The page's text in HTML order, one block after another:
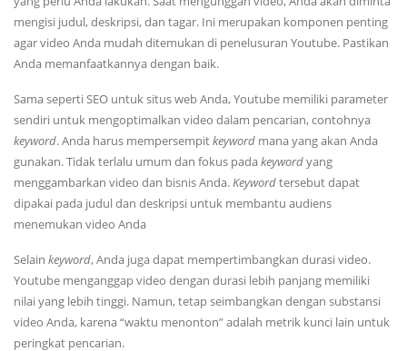
mengisi judul, deskripsi, dan tagar. Ini merupakan komponen penting
agar video Anda mudah ditemukan di penelusuran Youtube. Pastikan
Anda memanfaatkannya dengan baik.
Sama seperti SEO untuk situs web Anda, Youtube memiliki parameter
sendiri untuk mengoptimalkan video dalam pencarian, contohnya
keyword. Anda harus mempersempitkeyword mana yang akan Anda
gunakan. Tidak terlalu umum dan fokus padakeywordyang
menggambarkan video dan bisnis Anda.Keywordtersebut dapat
dipakai pada judul dan deskripsi untuk membantu audiens
menemukan video Anda
Selain keyword, Anda juga dapat mempertimbangkan durasi video.
Youtube menganggap video dengan durasi lebih panjang memiliki
nilai yang lebih tinggi. Namun, tetap seimbangkan dengan substansi
video Anda, karena “waktu menonton” adalah metrik kunci lain untuk
peringkat pencarian.